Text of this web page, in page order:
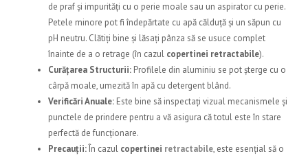
de praf și impurități cu o perie moale sau un aspirator cu perie.
Petele minore pot fi îndepărtate cu apă călduță și un săpun cu
pH neutru. Clătiți bine și lăsați pânza să se usuce complet
înainte de a o retrage (în cazul copertinei retractabile).
Curățarea Structurii: Profilele din aluminiu se pot șterge cu o
cârpă moale, umezită în apă cu detergent blând.
Verificări Anuale: Este bine să inspectați vizual mecanismele și
punctele de prindere pentru a vă asigura că totul este în stare
perfectă de funcționare.
Precauții:În cazul copertinei retractabile, este esențial să o